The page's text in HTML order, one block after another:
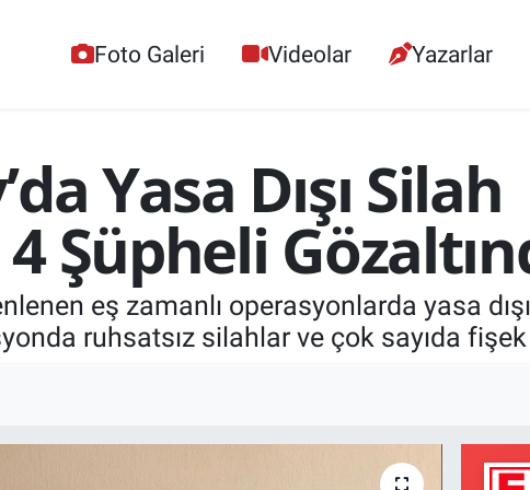
Foto Galeri Videolar Yazarlar
Yasa Dışı Silah
Şüpheli
eş zamanlı operasyonlarda yasa
ruhsatsız silahlar ve çok sayıda